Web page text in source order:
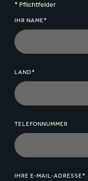
* Pflichtfelder
IHR NAME*
LAND*
TELEFONNUMMER
IHRE E-MAIL-ADRESSE*